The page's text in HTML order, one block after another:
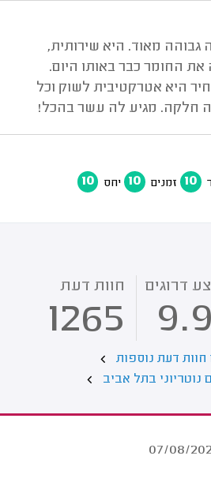
מאוד. היא שירותית,
החומר כבר באותו היום.
היא אטרקטיבית לשוק וכל
חלקה. מגיע לה עשר בהכל!
10 זמנים 10 יחס 10
דרוגים חוות דעת
1265
חוות דעת נוספות
נוטריוני בתל אביב
07/08/